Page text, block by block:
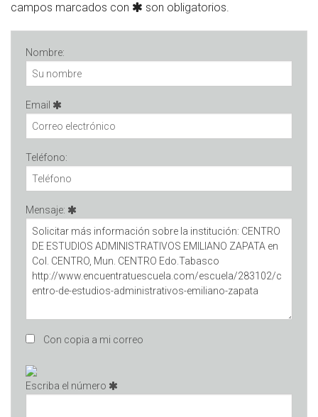
campos marcados con
son obligatorios.
Nombre:
Email
Teléfono:
Mensaje:
Con copia a mi correo
Escriba el número